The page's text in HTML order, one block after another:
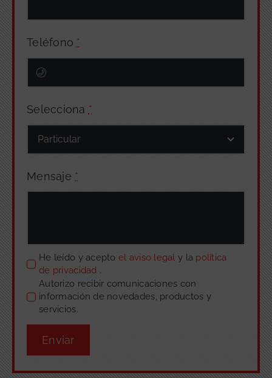
Teléfono *
Selecciona *
Mensaje *
He leído y acepto el aviso legaly la política
de privacidad .
Autorizo recibir comunicaciones con
información de novedades, productos y
servicios.
Enviar